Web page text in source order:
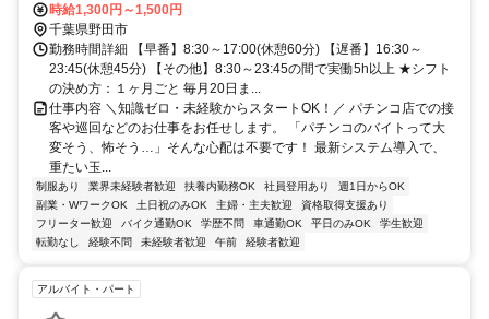
通勤OK
時給1,300円～1,500円
千葉県野田市
勤務時間詳細 【早番】8:30～17:00(休憩60分) 【遅番】16:30～
23:45(休憩45分) 【その他】8:30～23:45の間で実働5h以上 ★シフト
の決め方：１ヶ月ごと 毎月20日ま...
仕事内容 ＼知識ゼロ・未経験からスタートOK！／ パチンコ店での接
客や巡回などのお仕事をお任せします。 「パチンコのバイトって大
変そう、怖そう…」そんな心配は不要です！ 最新システム導入で、
重たい玉...
制服あり 業界未経験者歓迎 扶養内勤務OK 社員登用あり
週1日からOK
副業・WワークOK
土日祝のみOK 主婦・主夫歓迎
資格取得支援あり
フリーター歓迎
バイク通勤OK 学歴不問 車通勤OK 平日のみOK
学生歓迎
転勤なし
経験不問 未経験者歓迎 午前 経験者歓迎
アルバイト・パート